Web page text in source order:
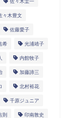
々木豊文
佐藤愛子
希 光浦靖子
内館牧子
加藤諦三
北村裕花
千原ジュニア
則 印南敦史